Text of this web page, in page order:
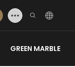
GREEN MARBLE